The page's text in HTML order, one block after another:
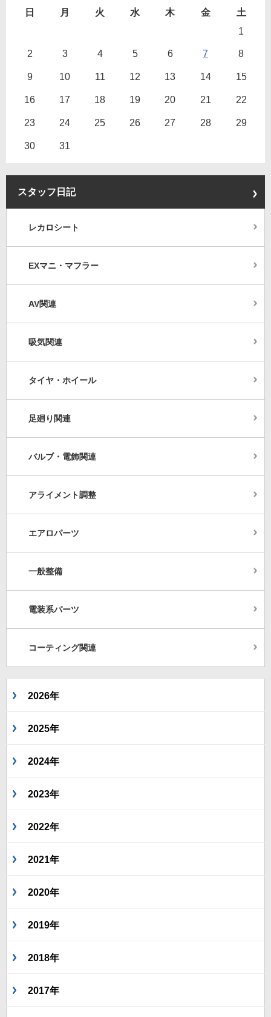
日 月 火 水 木 金
土
1
2 3 4 5 6 7 8
9 10 11 12 13 14 15
16 17 18 19 20 21 22
23 24 25 26 27 28 29
30 31
スタッフ日記
レカロシート
EXマニ・マフラー
AV関連
吸気関連
タイヤ・ホイール
足廻り関連
バルブ・電飾関連
アライメント調整
エアロパーツ
一般整備
電装系パーツ
コーティング関連
2026年
2025年
2024年
2023年
2022年
2021年
2020年
2019年
2018年
2017年